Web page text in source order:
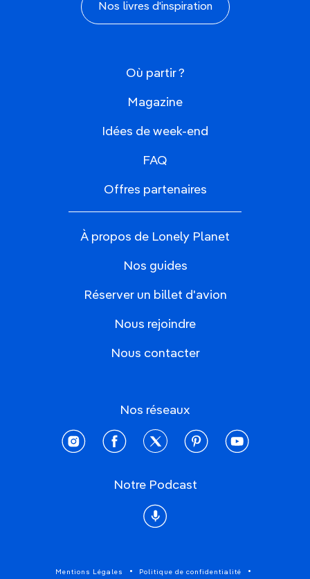
Nos livres d'inspiration
Où partir ?
Magazine
Idées de week-end
FAQ
Offres partenaires
À propos de Lonely Planet
Nos guides
Réserver un billet d'avion
Nous rejoindre
Nous contacter
Nos réseaux
instagramfacebooktwitter pinterestyoutube
Notre Podcast
Podcast
Mentions Légales Politique de confidentialité